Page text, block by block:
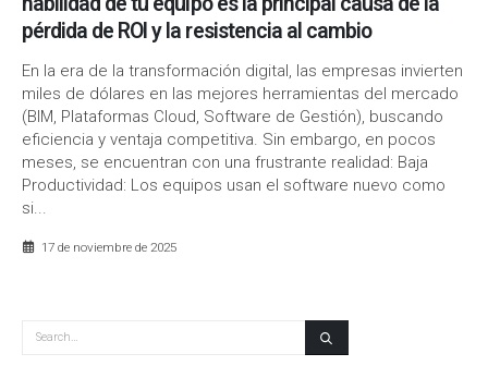
pérdida de ROI y la resistencia al cambio
En la era de la transformación digital, las empresas invierten
miles de dólares en las mejores herramientas del mercado
(BIM, Plataformas Cloud, Software de Gestión), buscando
eficiencia y ventaja competitiva. Sin embargo, en pocos
meses, se encuentran con una frustrante realidad: Baja
Productividad: Los equipos usan el software nuevo como
si...
17 de noviembre de 2025